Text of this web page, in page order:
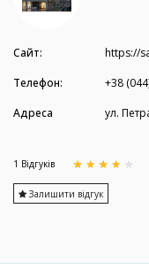
Сайт:
https://
Телефон:
+38
Адреса
ул.
1 Вiдгукiв
Залишити відгук